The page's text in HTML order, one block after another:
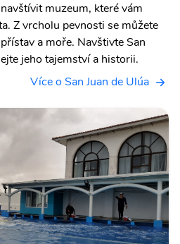
muzeum, které vám
Z vrcholu pevnosti se můžete
a moře. Navštivte San
jeho tajemství a historii.
Více o San Juan de Ulúa